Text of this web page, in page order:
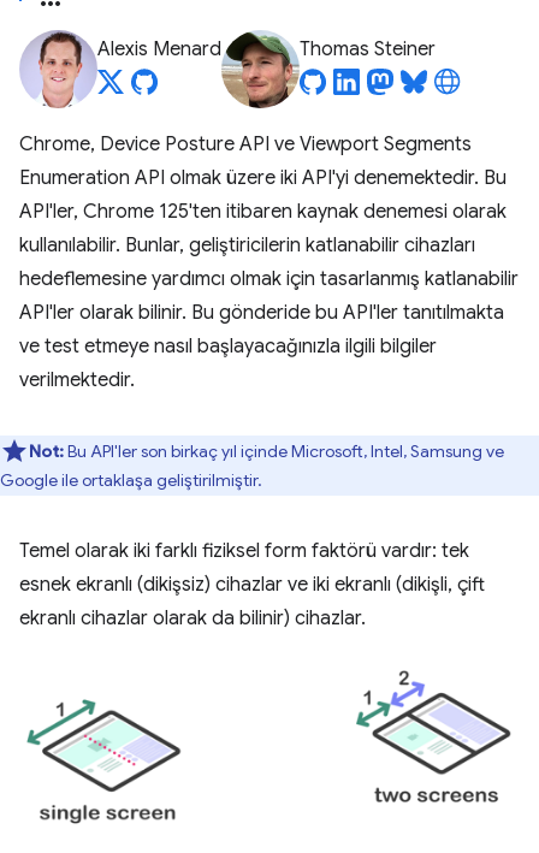
Alexis Menard Thomas Steiner
Chrome, Device Posture API ve Viewport Segments
Enumeration API olmak üzere iki API'yi denemektedir. Bu
API'ler, Chrome 125'ten itibaren kaynak denemesi olarak
kullanılabilir. Bunlar, geliştiricilerin katlanabilir cihazları
hedeflemesine yardımcı olmak için tasarlanmış katlanabilir
API'ler olarak bilinir. Bu gönderide bu API'ler tanıtılmakta
ve test etmeye nasıl başlayacağınızla ilgili bilgiler
verilmektedir.
Not:Bu API'ler son birkaç yıl içinde Microsoft, Intel, Samsung ve
Google ile ortaklaşa geliştirilmiştir.
Temel olarak iki farklı fiziksel form faktörü vardır: tek
esnek ekranlı (dikişsiz) cihazlar ve iki ekranlı (dikişli, çift
ekranlı cihazlar olarak da bilinir) cihazlar.